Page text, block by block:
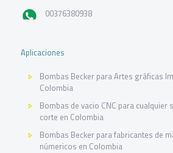
00376380938
Aplicaciones
Bombas Becker para Artes gráficas
Colombia
Bombas de vacio CNC para cualquier
corte en Colombia
Bombas Becker para fabricantes de
númericos en Colombia